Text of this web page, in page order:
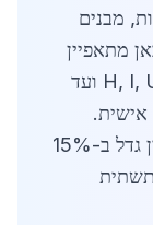
מבנים
מתאפיין
במגוון רחב של סוגים, החל מפרופילי H, I, U ועד
אישית.
הביקוש לפרופילי מתכת בקריית מוצקין גדל ב-15%
תשתית